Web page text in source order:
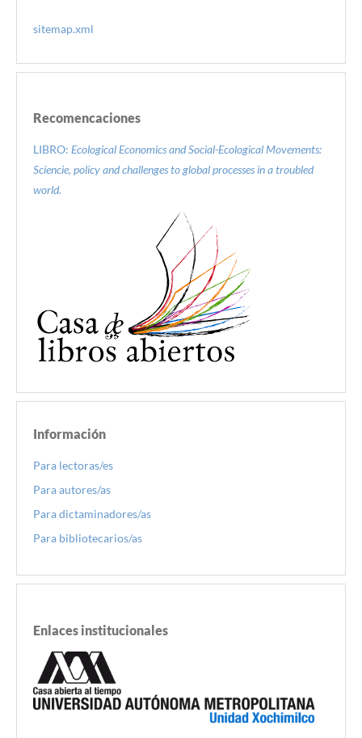
sitemap.xml
Recomencaciones
LIBRO: Ecological Economics and Social-Ecological Movements:
Sciencie, policy and challenges to global processes in a troubled
world.
Información
Para lectoras/es
Para autores/as
Para dictaminadores/as
Para bibliotecarios/as
Enlaces institucionales